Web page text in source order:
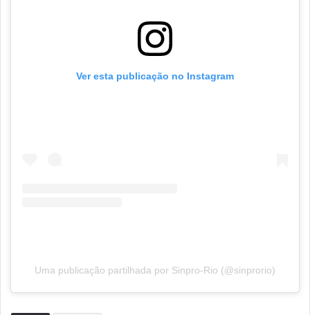
Ver esta publicação no Instagram
Uma publicação partilhada por Sinpro-Rio (@sinprorio)